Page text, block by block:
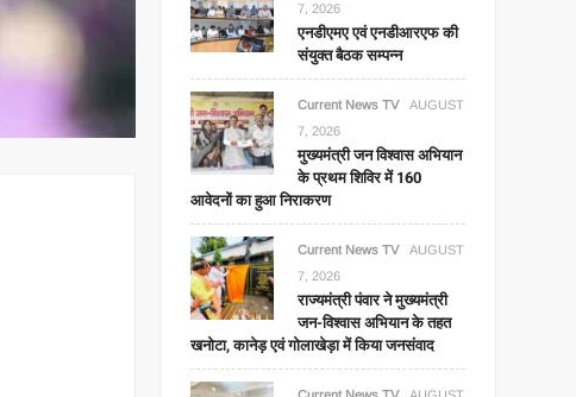
7, 2026
एनडीएमए एवं एनडीआरएफ की
संयुक्त बैठक सम्पन्न
Current News TV
AUGUST
7, 2026
मुख्यमंत्री जन विश्वास अभियान
के प्रथम शिविर में 160
आवेदनों का हुआ निराकरण
Current News TV
AUGUST
7, 2026
राज्यमंत्री पंवार ने मुख्यमंत्री
जन-विश्वास अभियान के तहत
खनोटा, कानेड़ एवं गोलाखेड़ा में किया जनसंवाद